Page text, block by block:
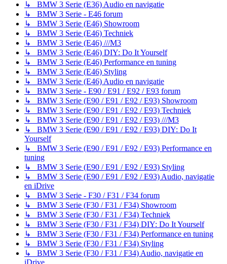
↳ BMW 3 Serie (E36) Audio en navigatie
↳ BMW 3 Serie - E46 forum
↳ BMW 3 Serie (E46) Showroom
↳ BMW 3 Serie (E46) Techniek
↳ BMW 3 Serie (E46) ///M3
↳ BMW 3 Serie (E46) DIY: Do It Yourself
↳ BMW 3 Serie (E46) Performance en tuning
↳ BMW 3 Serie (E46) Styling
↳ BMW 3 Serie (E46) Audio en navigatie
↳ BMW 3 Serie - E90 / E91 / E92 / E93 forum
↳ BMW 3 Serie (E90 / E91 / E92 / E93) Showroom
↳ BMW 3 Serie (E90 / E91 / E92 / E93) Techniek
↳ BMW 3 Serie (E90 / E91 / E92 / E93) ///M3
↳ BMW 3 Serie (E90 / E91 / E92 / E93) DIY: Do It
Yourself
↳ BMW 3 Serie (E90 / E91 / E92 / E93) Performance en
tuning
↳ BMW 3 Serie (E90 / E91 / E92 / E93) Styling
↳ BMW 3 Serie (E90 / E91 / E92 / E93) Audio, navigatie
en iDrive
↳ BMW 3 Serie - F30 / F31 / F34 forum
↳ BMW 3 Serie (F30 / F31 / F34) Showroom
↳ BMW 3 Serie (F30 / F31 / F34) Techniek
↳ BMW 3 Serie (F30 / F31 / F34) DIY: Do It Yourself
↳ BMW 3 Serie (F30 / F31 / F34) Performance en tuning
↳ BMW 3 Serie (F30 / F31 / F34) Styling
↳ BMW 3 Serie (F30 / F31 / F34) Audio, navigatie en